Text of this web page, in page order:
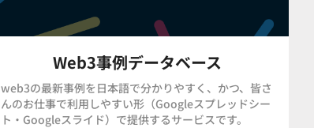
Web3事例データベース
web3の最新事例を日本語で分かりやすく、かつ、皆さ
んのお仕事で利用しやすい形（Googleスプレッドシー
ト・Googleスライド）で提供するサービスです。